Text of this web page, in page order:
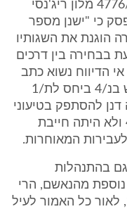
המינהלית יש להזכיר את בג"צ 4776/03 מלון ריג'נסי
כי "ישנן מספר
הוגנת את השגותיו
בבחירה בין דרכים
הדיווח נשוא כתב
האישום והרקע להן, ובהעדר חידוש בנ/4 ביחס לת/1
דנן להסתפק בטיעוני
הנאשמים כפי שהובאו בפניה בנ/4 ולא היתה חייבת
המאוחרות.
בהתנהלות
מהנאשם, הרי
לאור כל האמור לעיל